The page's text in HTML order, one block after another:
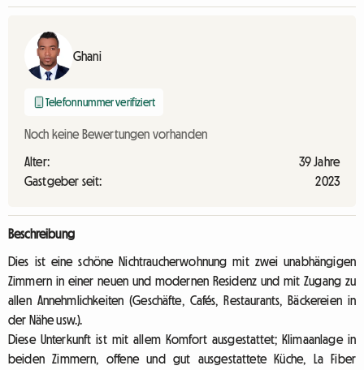
Ghani
Telefonnummer verifiziert
Noch keine Bewertungen vorhanden
Alter:
39 Jahre
Gastgeber seit:
2023
Beschreibung
Dies ist eine schöne Nichtraucherwohnung mit zwei unabhängigen
Zimmern in einer neuen und modernen Residenz und mit Zugang zu
allen Annehmlichkeiten (Geschäfte, Cafés, Restaurants, Bäckereien in
der Nähe usw.).
Diese Unterkunft ist mit allem Komfort ausgestattet; Klimaanlage in
beiden Zimmern, offene und gut ausgestattete Küche, La Fiber